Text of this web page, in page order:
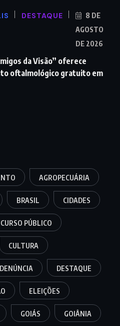
DESTAQUE
8 DE
AGOSTO
DE 2026
da Visão” oferece
oftalmológico gratuito em
AGROPECUÁRIA
BRASIL CIDADES
PÚBLICO
CULTURA
DENÚNCIA DESTAQUE
ELEIÇÕES
GOIÁS GOIÂNIA